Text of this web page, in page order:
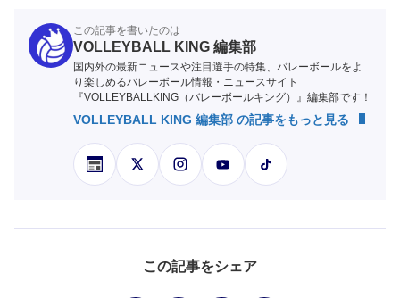
この記事を書いたのは
VOLLEYBALL KING 編集部
国内外の最新ニュースや注目選手の特集、バレーボールをよ
り楽しめるバレーボール情報・ニュースサイト
『VOLLEYBALLKING（バレーボールキング）』編集部です！
VOLLEYBALL KING 編集部 の記事をもっと見る
この記事をシェア